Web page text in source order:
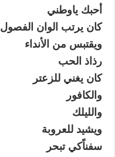
أحبك ياوطني
كان يرتب الوان الفصول
ويقتبس من الأنداء
رذاذ الحب
كان يغني للزعتر
والكافور
والليلك
ويشيد للعروبة
سفناًكي تبحر